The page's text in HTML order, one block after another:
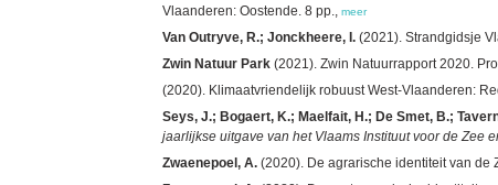
Vlaanderen: Oostende. 8 pp., meer
Van Outryve, R.; Jonckheere, I. (2021). Strandgidsje
Zwin Natuur Park (2021). Zwin Natuurrapport 2020.
(2020). Klimaatvriendelijk robuust West-Vlaanderen:
Seys, J.; Bogaert, K.; Maelfait, H.; De Smet, B.;
jaarlijkse uitgave van het Vlaams Instituut voor de Zee
Zwaenepoel, A. (2020). De agrarische identiteit van de